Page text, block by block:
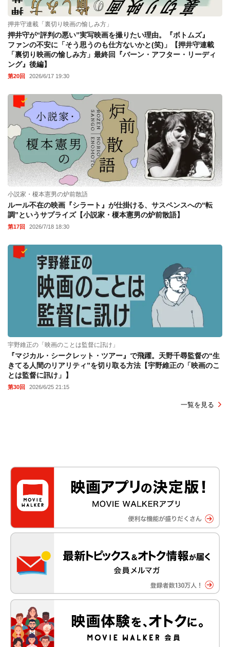
押井守連載「裏切り映画の愉しみ方」
押井守が“評判の悪い”実写映画を撮りたい理由。『ボトムズ』
ファンの不安に「そう思うのも仕方ないかと(笑)」【押井守連載
「裏切り映画の愉しみ方」最終回『バーン・アフター・リーディ
ング』後編】
第20回 2026/6/17 19:30
小説家・榎本憲男の炉前散語
ルール不在の映画『シラート』が仕掛ける、サスペンスへの“転
調”というサプライズ【小説家・榎本憲男の炉前散語】
第17回 2026/7/18 18:30
宇野維正の「映画のことは監督に訊け」
『マジカル・シークレット・ツアー』で飛躍。天野千尋監督の“生
きてる人間のリアリティ”を切り取る方法【宇野維正の「映画のこ
とは監督に訊け」】
第30回 2026/6/25 21:15
一覧を見る